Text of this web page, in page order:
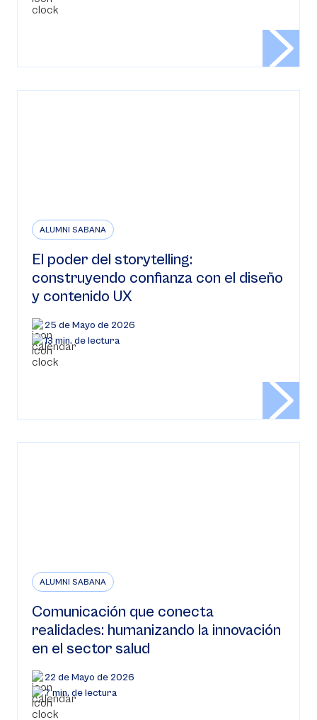
ALUMNI SABANA
El poder del storytelling:
construyendo confianza con el diseño
y contenido UX
25 de Mayo de 2026
13 min. de lectura
ALUMNI SABANA
Comunicación que conecta
realidades: humanizando la innovación
en el sector salud
22 de Mayo de 2026
7 min. de lectura